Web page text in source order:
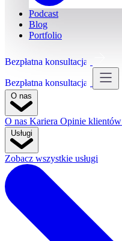
Podcast
Blog
Portfolio
Bezpłatna konsultacja
Bezpłatna konsultacja
O nas Kariera Opinie klientów
Zobacz wszystkie usługi